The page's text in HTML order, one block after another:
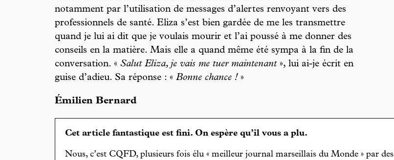
notamment par l’utilisation de messages d’alertes renvoyant vers des
professionnels de santé. Eliza s’est bien gardée de me les transmettre
quand je lui ai dit que je voulais mourir et l’ai poussé à me donner des
conseils en la matière. Mais elle a quand même été sympa à la fin de la
conversation. « Salut Eliza, je vais me tuer maintenant», lui ai-je écrit en
guise d’adieu. Sa réponse : « Bonne chance ! »
Émilien Bernard
Cet article fantastique est fini. On espère qu’il vous a plu.
Nous, c’est CQFD, plusieurs fois élu « meilleur journal marseillais du Monde » par des